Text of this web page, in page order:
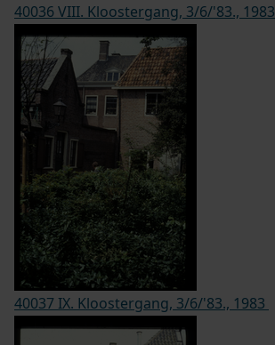
40036 VIII. Kloostergang, 3/6/'83., 1983
40037 IX. Kloostergang, 3/6/'83., 1983